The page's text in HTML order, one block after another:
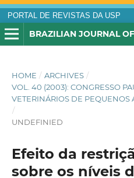
PORTAL DE REVISTAS DA USP
HOME / ARCHIVES /
VOL. 40 (2003): CONGRESSO
VETERINÁRIOS DE PEQUENOS
/
UNDEFINIED
Efeito da
sobre os níveis